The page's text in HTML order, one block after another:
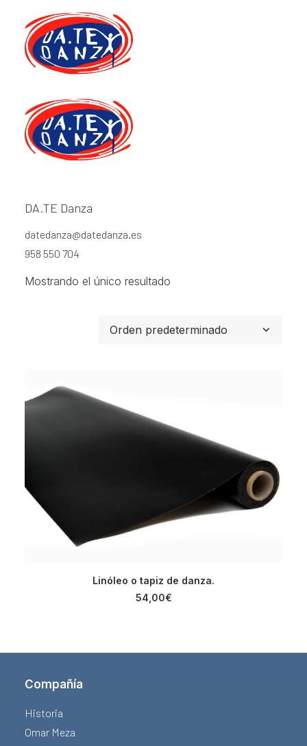
DA.TE Danza
datedanza@datedanza.es
958 550 704
Alquileres
Home Archive by Category "Alquileres"
Alquileres
Mostrando el único resultado
AÑADIR AL CARRITO
Linóleo o tapiz de danza.
54,00€
Compañía
Historia
Omar Meza